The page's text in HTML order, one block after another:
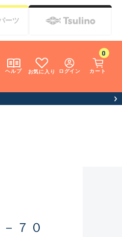
ヘルプ お気に入り ログイン カート
0
ーツ
７０